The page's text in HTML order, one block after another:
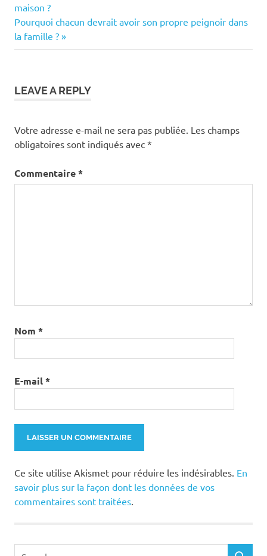
de
l’article
Post:
maison ?
Next
Post:
Pourquoi chacun devrait avoir son propre peignoir dans
la famille ?
LEAVE A REPLY
Votre adresse e-mail ne sera pas publiée. Les champs
obligatoires sont indiqués avec *
Commentaire*
Nom *
E-mail*
Ce site utilise Akismet pour réduire les indésirables. En
savoir plus sur la façon dont les données de vos
commentaires sont traitées